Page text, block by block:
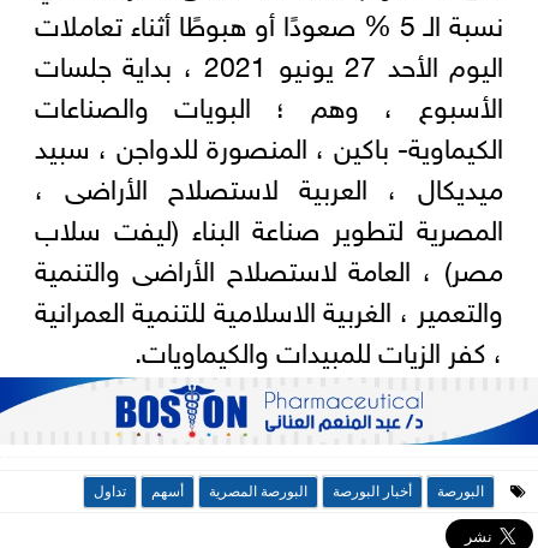
نسبة الـ 5 % صعودًا أو هبوطًا أثناء تعاملات
اليوم الأحد 27 يونيو 2021 ، بداية جلسات
الأسبوع ، وهم ؛ البويات والصناعات
الكيماوية- باكين ، المنصورة للدواجن ، سبيد
ميديكال ، العربية لاستصلاح الأراضى ،
المصرية لتطوير صناعة البناء (ليفت سلاب
مصر) ، العامة لاستصلاح الأراضى والتنمية
والتعمير ، الغربية الاسلامية للتنمية العمرانية
، كفر الزيات للمبيدات والكيماويات.
البورصة أخبار البورصة البورصة المصرية أسهم تداول